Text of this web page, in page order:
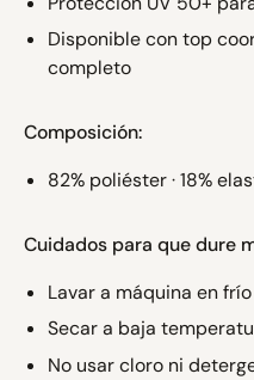
Disponible con top
completo
Composición:
82% poliéster · 18%
Cuidados para que dure
Lavar a máquina en
Secar a baja
No usar cloro ni